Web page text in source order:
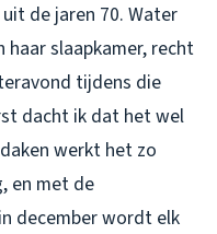
de jaren 70. Water
slaapkamer, recht
tijdens die
dacht ik dat het wel
werkt het zo
en met de
december wordt elk